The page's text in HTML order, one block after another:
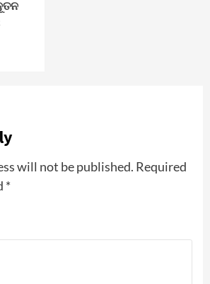
will not be published. Required
*